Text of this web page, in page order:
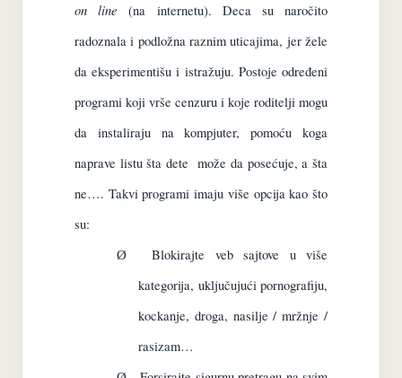
on line (na internetu). Deca su naročito
radoznala i podložna raznim uticajima, jer žele
da eksperimentišu i istražuju. Postoje određeni
programi koji vrše cenzuru i koje roditelji mogu
da instaliraju na kompjuter, pomoću koga
naprave listu šta dete može da posećuje, a šta
ne…. Takvi programi imaju više opcija kao što
su:
Ø Blokirajte veb sajtove
u više
kategorija, uključujući pornografiju,
kockanje, droga, nasilje/ mržnje /
rasizam…